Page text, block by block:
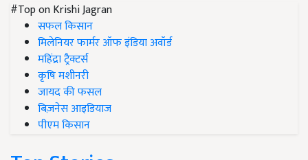
#Top on Krishi Jagran
सफल किसान
मिलेनियर फार्मर ऑफ इंडिया अवॉर्ड
महिंद्रा ट्रैक्टर्स
कृषि मशीनरी
जायद की फसल
बिज़नेस आइडियाज
पीएम किसान